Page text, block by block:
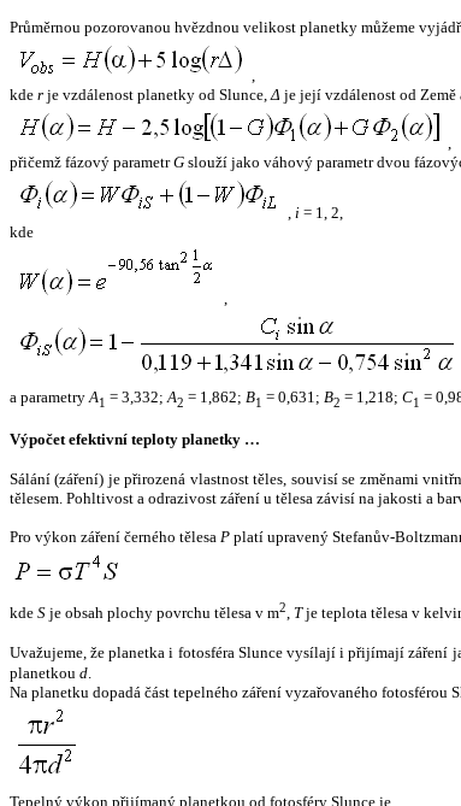
Průměrnou pozorovanou hvězdnou velikost planetky můžeme
,
kde r je vzdálenost planetky od Slunce,Δ je její vzdálenost od Země
,
přičemž fázový parametrG slouží jako váhový parametr dvou
, i = 1, 2,
kde
,
a parametryA1 = 3,332;A2 = 1,862; B1 = 0,631; B2 = 1,218; C1 =
Výpočet efektivní teploty planetky …
Sálání (záření) je přirozená vlastnost těles, souvisí se změnami
tělesem. Pohltivost a odrazivost záření u tělesa závisí na jakosti a
Pro výkon záření černého tělesa P platí upravený Stefanův-
kde S je obsah plochy povrchu tělesa v m2, Tje teplota tělesa v
Uvažujeme, že planetka i fotosféra Slunce vysílají i přijímají záření
planetkou d.
Na planetku dopadá část tepelného záření vyzařovaného
Tepelný výkon přijímaný planetkou od fotosféry Slunce je